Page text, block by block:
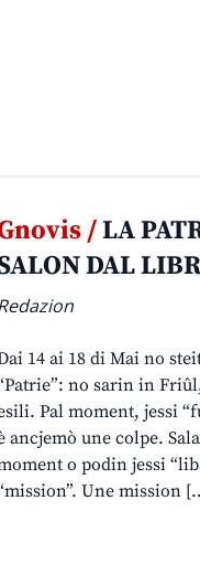
/LA
DAL
14 ai 18 di Mai no
no sarin in
Pal moment, jessi
ancjemò une colpe.
o podin jessi
Une mission